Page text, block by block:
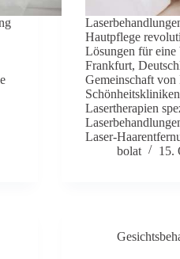
Hautpflege
Lösungen für
Frankfurt,
Gemeinschaft
Lasertherapien
Laser-
bolat
15.